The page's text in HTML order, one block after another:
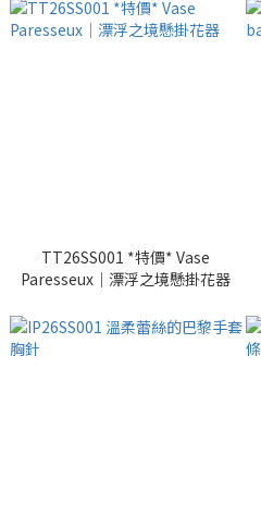
TT26SS001 *特價* Vase
Paresseux｜漂浮之境懸掛花器